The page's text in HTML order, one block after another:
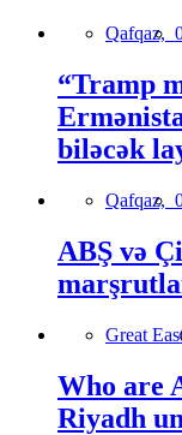
Qafqaz,
“Tramp
biləcək
Qafqaz,
ABŞ və
Great
Who are
Riyadh